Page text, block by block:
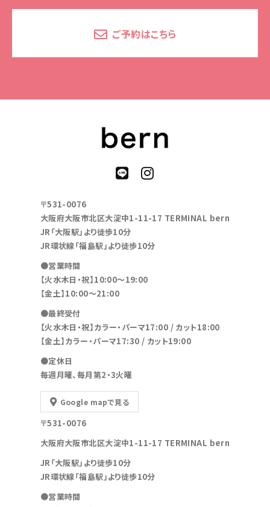
ご予約はこちら
〒531-0076
大阪府大阪市北区大淀中1-11-17 TERMINAL bern
JR「大阪駅」より徒歩10分
JR環状線「福島駅」より徒歩10分
●営業時間
【火水木日・祝】10:00～19:00
【金土】10:00〜21:00
●最終受付
【火水木日・祝】カラー・パーマ17:00 / カット18:00
【金土】カラー・パーマ17:30 / カット19:00
●定休日
毎週月曜、毎月第2・3火曜
Google mapで見る
〒531-0076
大阪府大阪市北区大淀中1-11-17 TERMINAL bern
JR「大阪駅」より徒歩10分
JR環状線「福島駅」より徒歩10分
●営業時間